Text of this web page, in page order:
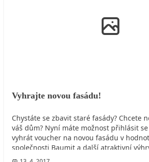
Vyhrajte novou fasádu!
Chystáte se zbavit staré fasády? Chcete
váš dům? Nyní máte možnost přihlásit
vyhrát voucher na novou fasádu v
společnosti Baumit a další atraktivní
můžete zapojit až do 20. června 2017.